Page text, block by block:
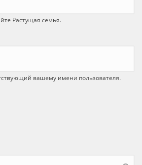
Растущая семья.
вашему имени пользователя.